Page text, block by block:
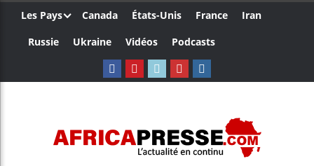
Les Pays Canada États-Unis France
Iran
Russie
Ukraine Vidéos Podcasts